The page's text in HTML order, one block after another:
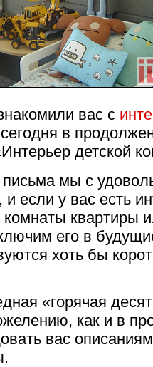
вас с
в
детской
мы с
, и если у вас есть
квартиры
его в
хоть бы
«горячая
как и в
вас